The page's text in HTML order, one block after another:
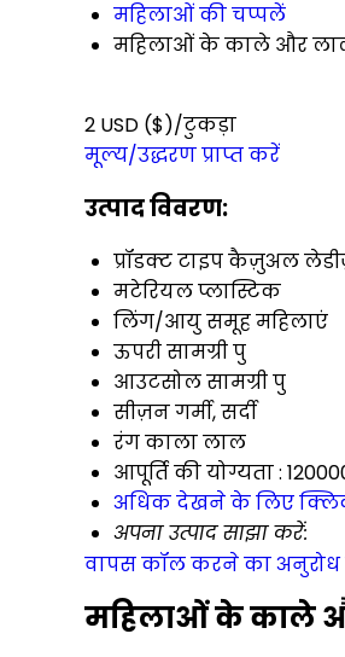
महिलाओं की चप्पलें
महिलाओं के काले और
2 USD ($)/टुकड़ा
मूल्य/उद्धरण प्राप्त करें
उत्पाद विवरण:
प्रॉडक्ट टाइपकैज़ुअल
मटेरियलप्लास्टिक
लिंग/आयु समूहमहिलाएं
ऊपरी सामग्रीपु
आउटसोल सामग्रीपु
सीज़नगर्मी, सर्दी
रंगकाला लाल
आपूर्ति की योग्यता :
अधिक देखने के लिए
अपना उत्पाद साझा करें:
वापस कॉल करने का अनुरोध
महिलाओं के काले